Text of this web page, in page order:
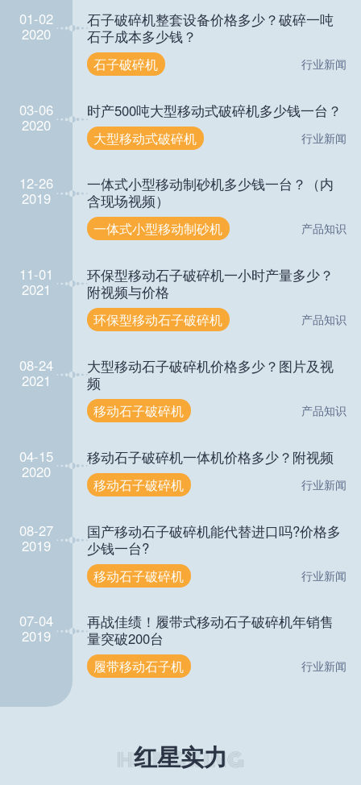
01-02
2020
石子破碎机整套设备价格多少？破碎一吨
石子成本多少钱？
石子破碎机 行业新闻
03-06
2020
时产500吨大型移动式破碎机多少钱一台？
大型移动式破碎机 行业新闻
12-26
2019
一体式小型移动制砂机多少钱一台？（内
含现场视频）
一体式小型移动制砂机 产品知识
11-01
2021
环保型移动石子破碎机一小时产量多少？
附视频与价格
环保型移动石子破碎机 产品知识
08-24
2021
大型移动石子破碎机价格多少？图片及视
频
移动石子破碎机 产品知识
04-15
2020
移动石子破碎机一体机价格多少？附视频
移动石子破碎机 行业新闻
08-27
2019
国产移动石子破碎机能代替进口吗?价格多
少钱一台?
移动石子破碎机 行业新闻
07-04
2019
再战佳绩！履带式移动石子破碎机年销售
量突破200台
履带移动石子机 行业新闻
红星实力